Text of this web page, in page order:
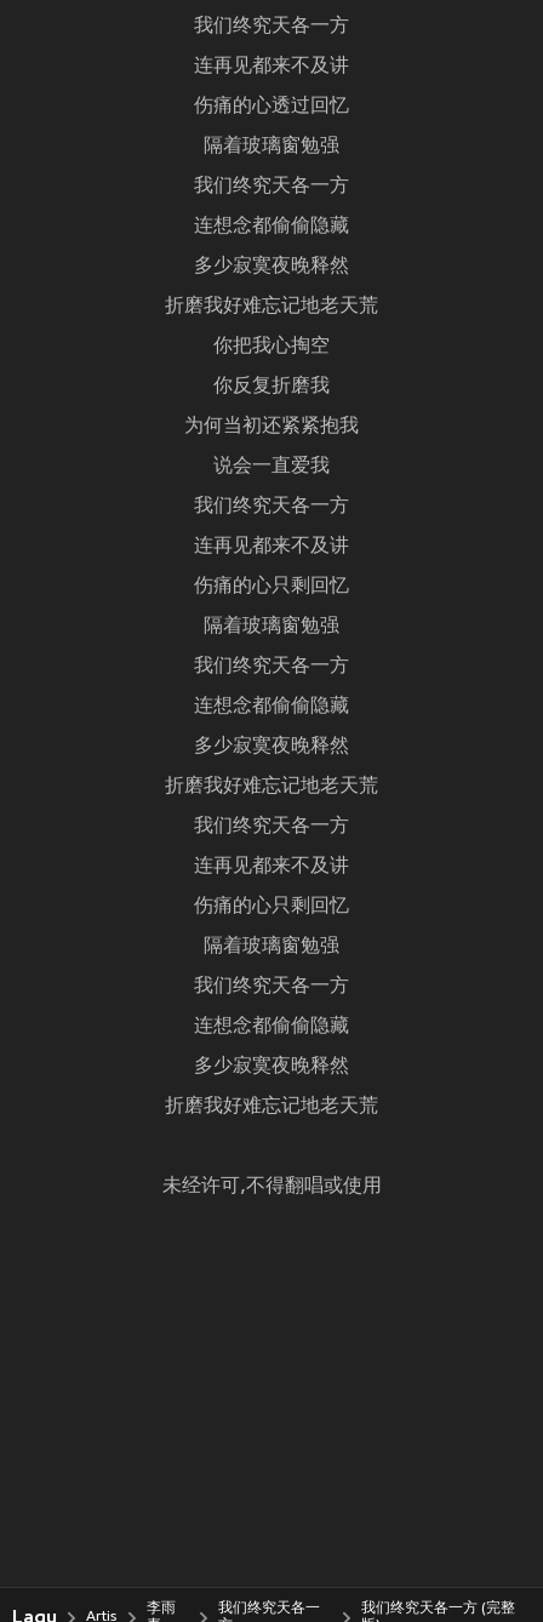
我们终究天各一方
连再见都来不及讲
伤痛的心透过回忆
隔着玻璃窗勉强
我们终究天各一方
连想念都偷偷隐藏
多少寂寞夜晚释然
折磨我好难忘记地老天荒
你把我心掏空
你反复折磨我
为何当初还紧紧抱我
说会一直爱我
我们终究天各一方
连再见都来不及讲
伤痛的心只剩回忆
隔着玻璃窗勉强
我们终究天各一方
连想念都偷偷隐藏
多少寂寞夜晚释然
折磨我好难忘记地老天荒
我们终究天各一方
连再见都来不及讲
伤痛的心只剩回忆
隔着玻璃窗勉强
我们终究天各一方
连想念都偷偷隐藏
多少寂寞夜晚释然
折磨我好难忘记地老天荒
未经许可,不得翻唱或使用
Lagu Artis
李雨
我们终究天各一
我们终究天各一方 (完整